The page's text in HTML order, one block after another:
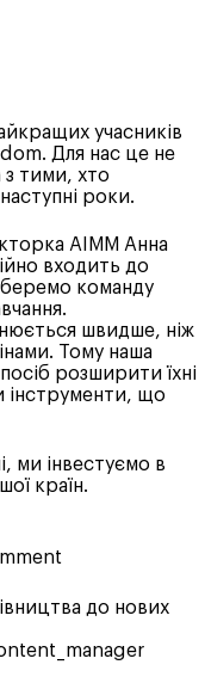
учасників
Для нас це не
з тими, хто
роки.
АІММ Анна
входить до
команду
швидше, ніж
Тому наша
розширити їхні
інструменти, що
ми інвестуємо в
країн.
майбутніх
архітекторів_
АІММ
та
до нових